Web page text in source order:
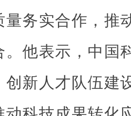
量务实合作，推
。他表示，中国
创新人才队伍建